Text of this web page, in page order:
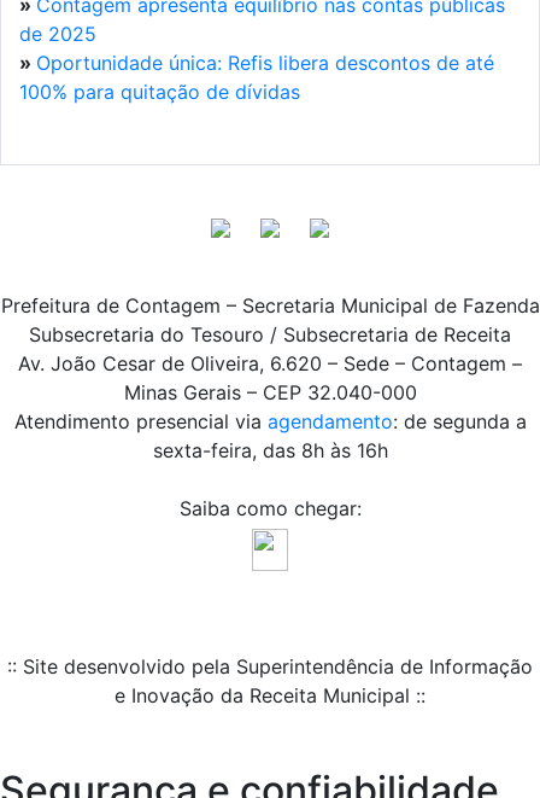
» Contagem apresenta equilíbrio nas contas públicas
de 2025
» Oportunidade única: Refis libera descontos de até
100% para quitação de dívidas
Prefeitura de Contagem – Secretaria Municipal de Fazenda
Subsecretaria do Tesouro / Subsecretaria de Receita
Av. João Cesar de Oliveira, 6.620 – Sede – Contagem –
Minas Gerais – CEP 32.040-000
Atendimento presencial via agendamento: de segunda a
sexta-feira, das 8h às 16h
Saiba como chegar:
:: Site desenvolvido pela Superintendência de Informação
e Inovação da Receita Municipal ::